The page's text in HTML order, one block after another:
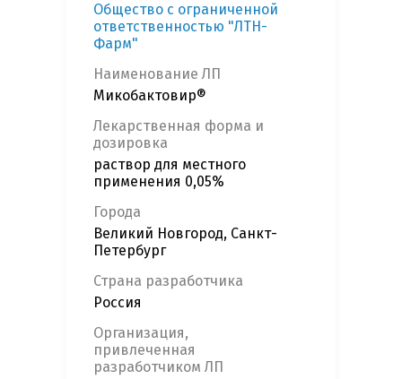
Общество с ограниченной
ответственностью "ЛТН-
Фарм"
Наименование ЛП
Микобактовир®
Лекарственная форма и
дозировка
раствор для местного
применения 0,05%
Города
Великий Новгород, Санкт-
Петербург
Страна разработчика
Россия
Организация,
привлеченная
разработчиком ЛП